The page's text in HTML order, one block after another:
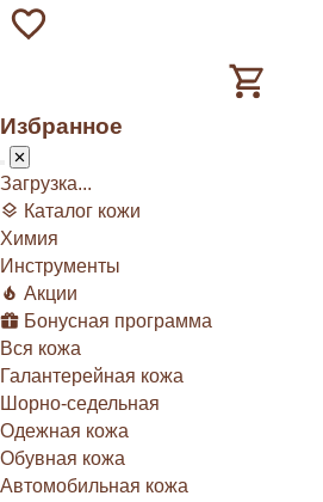
Избранное
Загрузка...
Каталог кожи
Химия
Инструменты
Акции
Бонусная программа
Вся кожа
Галантерейная кожа
Шорно-седельная
Одежная кожа
Обувная кожа
Автомобильная кожа